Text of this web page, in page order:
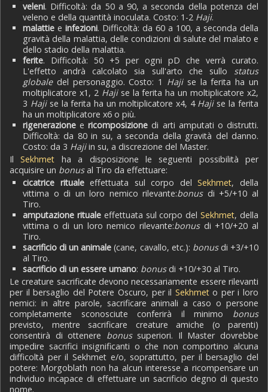
veleni. Difficoltà: da 50 a 90, a seconda della potenza del
veleno e della quantità inoculata. Costo: 1-2 Haji.
malattie e infezioni. Difficoltà: da 60 a 100, a seconda della
gravità della malattia, delle condizioni di salute del malato e
dello stadio della malattia.
ferite. Difficoltà: 50 +5 per ogni pD che verrà curato.
L'effetto andrà calcolato sia sull'arto che sullo status
globaledel personaggio. Costo: 1 Hajise la ferita ha un
moltiplicatore x1, 2 Hajise la ferita ha un moltiplicatore x2,
3 Hajise la ferita ha un moltiplicatore x4, 4 Hajise la ferita
ha un moltiplicatore x6 o più.
rigenerazione ericomposizione di arti amputati o distrutti.
Difficoltà: da 80 in su, a seconda della gravità del danno.
Costo: da 3 Hajiin su, a discrezione del Master.
IlSekhmet ha a disposizione le seguenti possibilità per
acquisire un bonusal Tiro da effettuare:
cicatrice ritualeeffettuata sul corpo delSekhmet, della
vittima o di un loro nemico rilevante:bonusdi +5/+10 al
Tiro.
amputazione ritualeeffettuata sul corpo delSekhmet, della
vittima o di un loro nemico rilevante:bonusdi +10/+20 al
Tiro.
sacrificio di un animale (cane, cavallo, etc.): bonusdi +3/+10
al Tiro.
sacrificio di un essere umano: bonusdi +10/+30 al Tiro.
Le creature sacrificate devono necessariamente essere rilevanti
per il bersaglio del Potere Oscuro, per il Sekhmeto per i loro
nemici: in altre parole, sacrificare animali a caso o persone
completamente sconosciute conferirà il minimo bonus
previsto, mentre sacrificare creature amiche (o parenti)
consentirà di ottenere bonussuperiori. Il Master dovrebbe
impedire sacrifici insignificanti o che non comportino alcuna
difficoltà per il Sekhmet e/o, soprattutto, per il bersaglio del
potere: Morgoblath non ha alcun interesse a ricompensare un
individuo incapace di effettuare un sacrificio degno di questo
nome.